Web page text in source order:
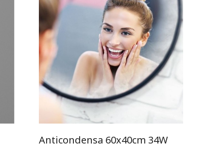
Anticondensa 60x40cm 34W